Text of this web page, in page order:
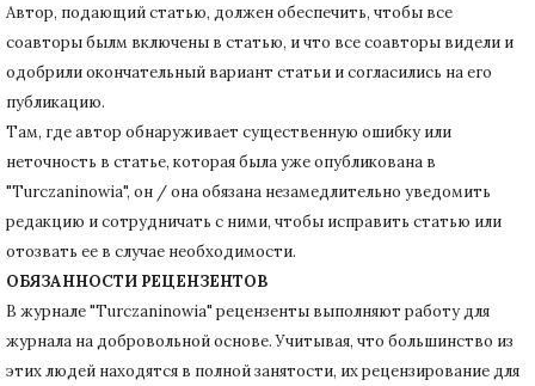
Автор, подающий статью, должен обеспечить, чтобы все
соавторы былм включены в статью, и что все соавторы видели и
одобрили окончательный вариант статьи и согласились на его
публикацию.
Там, где автор обнаруживает существенную ошибку или
неточность в статье, которая была уже опубликована в
"Turczaninowia", он / она обязана незамедлительно уведомить
редакцию и сотрудничать с ними, чтобы исправить статью или
отозвать ее в случае необходимости.
ОБЯЗАННОСТИ РЕЦЕНЗЕНТОВ
В журнале "Turczaninowia" рецензенты выполняют работу для
журнала на добровольной основе.Учитывая, что большинство из
этих людей находятся в полной занятости, их рецензирование для